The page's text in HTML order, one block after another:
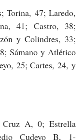
Torina, 47; Laredo,
41; Castro, 38;
y Colindres, 33;
Sámano y Atlético
25; Cartes, 24, y
Cruz A, 0; Estrella
Cudeyo B, 1-